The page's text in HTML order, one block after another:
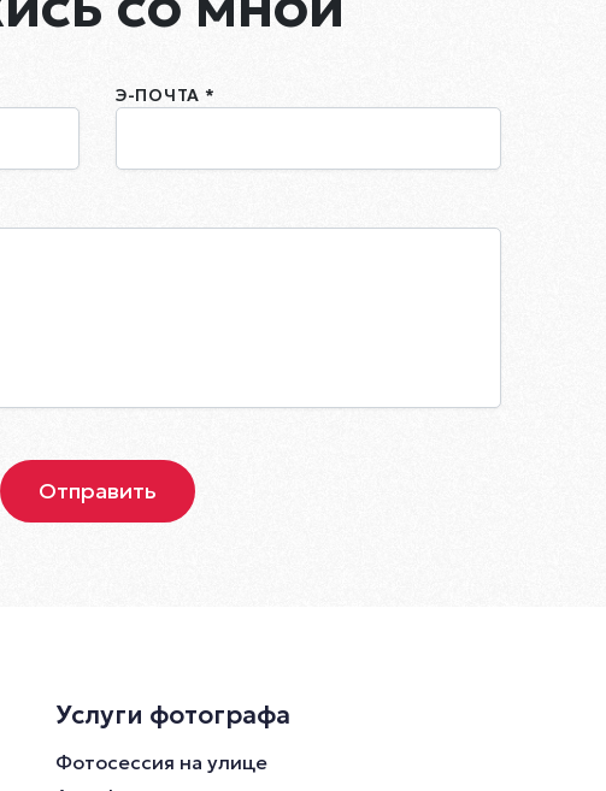
Э-ПОЧТА *
Услуги фотографа
Фотосессия на улице